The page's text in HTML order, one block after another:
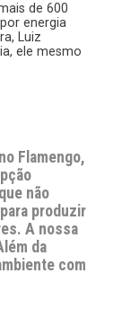
de 600
energia
Luiz
ele mesmo
Flamengo,
não
produzir
A nossa
da
com